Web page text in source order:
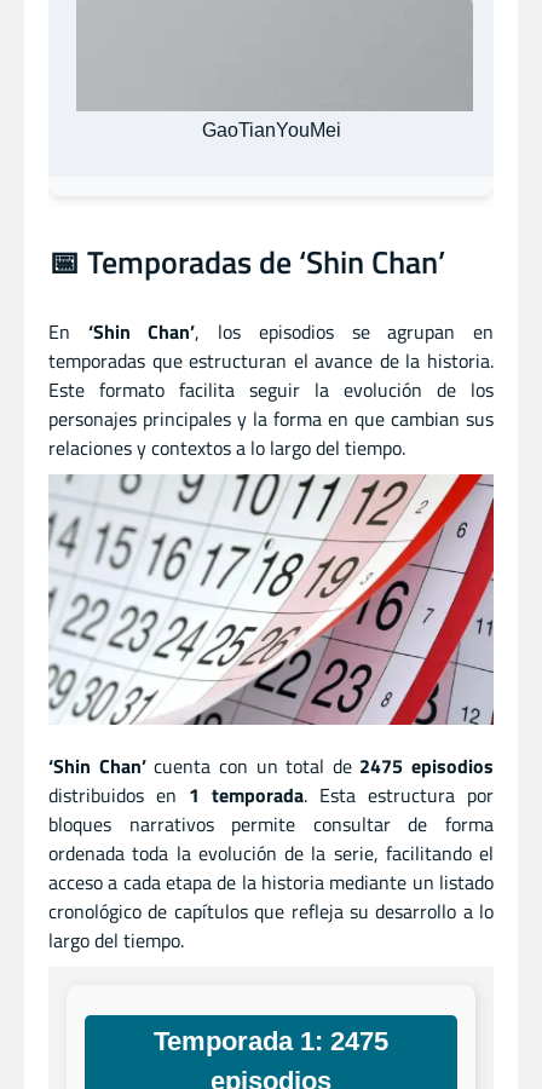
GaoTianYouMei
📅 Temporadas de ‘Shin Chan’
En ‘Shin Chan’, los episodios se agrupan en
temporadas que estructuran el avance de la historia.
Este formato facilita seguir la evolución de los
personajes principales y la forma en que cambian sus
relaciones y contextos a lo largo del tiempo.
‘Shin Chan’cuenta con un total de 2475 episodios
distribuidos en 1 temporada. Esta estructura por
bloques narrativos permite consultar de forma
ordenada toda la evolución de la serie, facilitando el
acceso a cada etapa de la historia mediante un listado
cronológico de capítulos que refleja su desarrollo a lo
largo del tiempo.
Temporada 1: 2475
episodios